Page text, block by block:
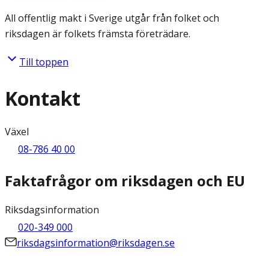
All offentlig makt i Sverige utgår från folket och
riksdagen är folkets främsta företrädare.
Till toppen
Kontakt
Växel
08-786 40 00
Faktafrågor om riksdagen och EU
Riksdagsinformation
020-349 000
riksdagsinformation@riksdagen.se